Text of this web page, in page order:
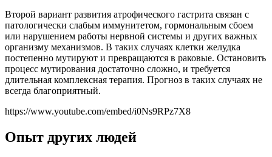
Второй вариант развития атрофического гастрита связан с
патологически слабым иммунитетом, гормональным сбоем
или нарушением работы нервной системы и других важных
организму механизмов. В таких случаях клетки желудка
постепенно мутируют и превращаются в раковые. Остановить
процесс мутирования достаточно сложно, и требуется
длительная комплексная терапия. Прогноз в таких случаях не
всегда благоприятный.
https://www.youtube.com/embed/i0Ns9RPz7X8
Опыт других людей